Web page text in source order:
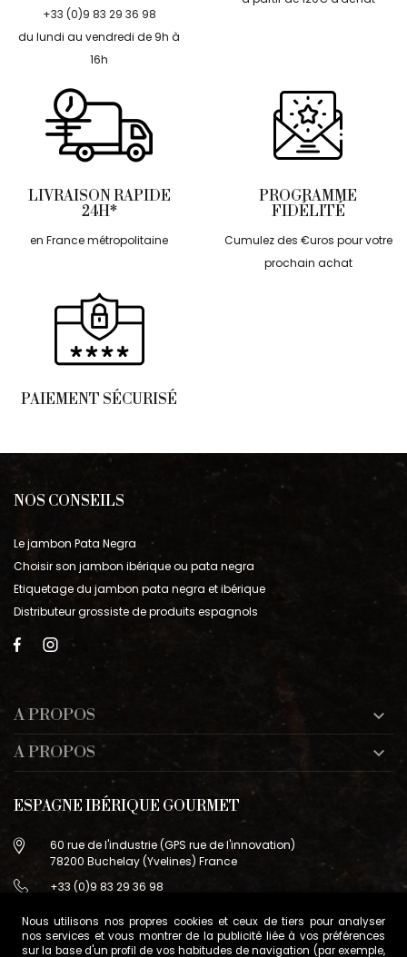
Nous utilisons nos propres cookies et ceux de tiers pour analyser
nos services et vous montrer de la publicité liée à vos préférences
sur la base d'un profil de vos habitudes de navigation (par exemple,
+33 (0)9 83 29 36 98
du lundi au vendredi de 9h à
16h
LIVRAISON RAPIDE
24H*
en France métropolitaine
PROGRAMME
FIDÉLITÉ
Cumulez des €uros pour votre
prochain achat
PAIEMENT SÉCURISÉ
NOS CONSEILS
Le jambon Pata Negra
Choisir son jambon ibérique ou pata negra
Etiquetage du jambon pata negra et ibérique
Distributeur grossiste de produits espagnols
A PROPOS 
A PROPOS 
ESPAGNE IBÉRIQUE GOURMET
60 rue de l'industrie (GPS rue de l'innovation)
78200 Buchelay (Yvelines) France
+33 (0)9 83 29 36 98
78200 Buchelay (Yvelines) France